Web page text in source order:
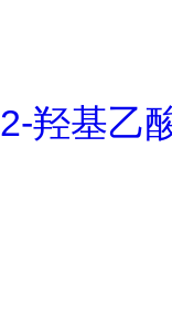
2-羟基乙